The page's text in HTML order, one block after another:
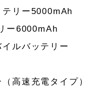
リー5000mAh
ー6000mAh
ルバッテリー
高速充電タイプ）